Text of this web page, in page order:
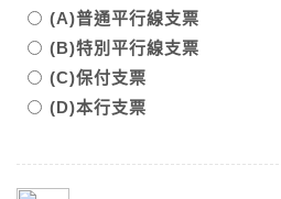
(A)普通平行線支票
(B)特別平行線支票
(C)保付支票
(D)本行支票